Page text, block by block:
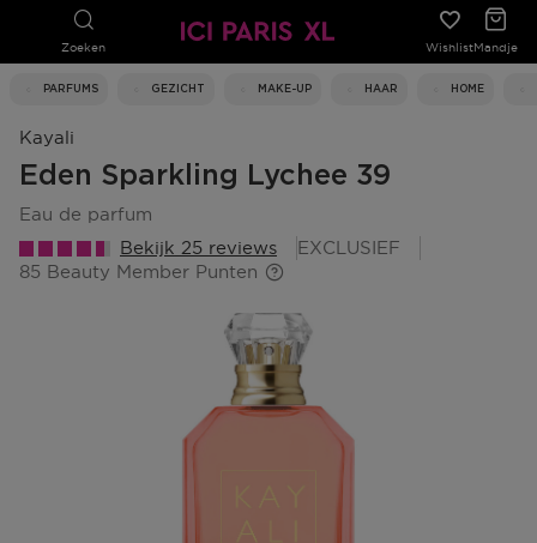
Zoeken WishlistMandje
PARFUMS GEZICHT MAKE-UP HAAR HOME
Kayali
Eden Sparkling Lychee 39
eau de parfum
Bekijk 25 reviews
EXCLUSIEF
85 Beauty Member Punten